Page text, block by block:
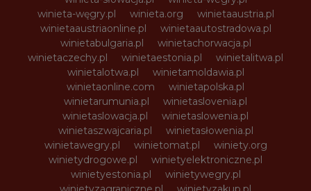
winieta-węgry.pl
winieta.org
winietaaustria.pl
winietaaustriaonline.pl
winietaautostradowa.pl
winietabulgaria.pl
winietachorwacja.pl
winietaczechy.pl
winietaestonia.pl
winietalitwa.pl
winietalotwa.pl
winietamoldawia.pl
winietaonline.com
winietapolska.pl
winietarumunia.pl
winietaslovenia.pl
winietaslowacja.pl
winietaslowenia.pl
winietaszwajcaria.pl
winietasłowenia.pl
winietawegry.pl
winietomat.pl
winiety.org
winietydrogowe.pl
winietyelektroniczne.pl
winietyestonia.pl
winietywegry.pl